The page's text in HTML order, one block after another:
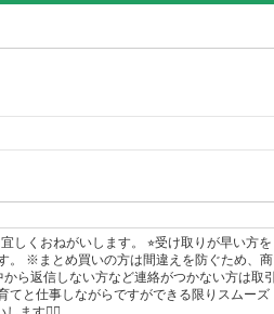
しくおねがいします。 ⭐︎受け取りが早い方を
。 ※まとめ買いの方は間違えを防ぐため、商
ら返信しない方など連絡がつかない方は取引
てと仕事しながらですができる限りスムーズ